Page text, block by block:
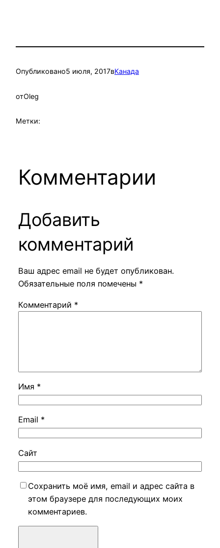
Опубликовано5 июля, 2017вКанада
отOleg
Метки:
Комментарии
Добавить
комментарий
Ваш адрес email не будет опубликован.
Обязательные поля помечены *
Комментарий *
Имя *
Email *
Сайт
Сохранить моё имя, email и адрес сайта в
этом браузере для последующих моих
комментариев.